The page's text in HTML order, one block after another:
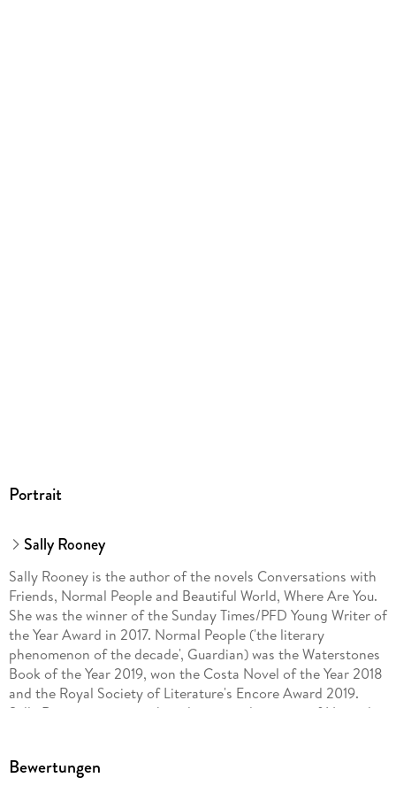
Portrait
Sally Rooney
Sally Rooney is the author of the novels Conversations with
Friends, Normal People and Beautiful World, Where Are You.
She was the winner of the Sunday Times/PFD Young Writer of
the Year Award in 2017. Normal People ('the literary
phenomenon of the decade', Guardian) was the Waterstones
Book of the Year 2019, won the Costa Novel of the Year 2018
and the Royal Society of Literature's Encore Award 2019.
Sally Rooney co-wrote the television adaptation of Normal
Bewertungen